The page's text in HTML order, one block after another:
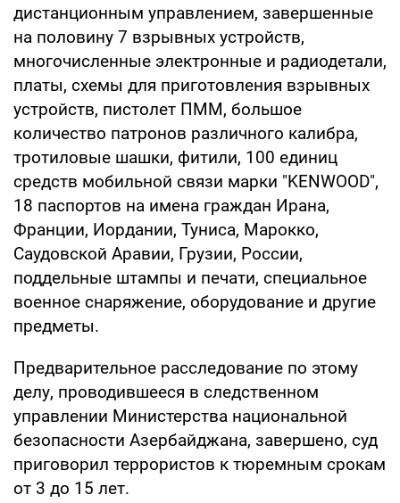
дистанционным управлением, завершенные
на половину 7 взрывных устройств,
многочисленные электронные и радиодетали,
платы, схемы для приготовления взрывных
устройств, пистолет ПММ, большое
количество патронов различного калибра,
тротиловые шашки, фитили, 100 единиц
средств мобильной связи марки "KENWOOD",
18 паспортов на имена граждан Ирана,
Франции, Иордании, Туниса, Марокко,
Саудовской Аравии, Грузии, России,
поддельные штампы и печати, специальное
военное снаряжение, оборудование и другие
предметы.
Предварительное расследование по этому
делу, проводившееся в следственном
управлении Министерства национальной
безопасности Азербайджана, завершено, суд
приговорил террористов к тюремным срокам
от 3 до 15 лет.